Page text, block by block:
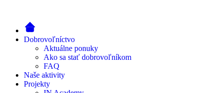
Dobrovoľníctvo
Aktuálne ponuky
Ako sa stať dobrovoľníkom
FAQ
Naše aktivity
Projekty